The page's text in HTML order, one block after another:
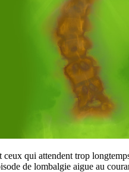
qui attendent trop
de lombalgie aigue au